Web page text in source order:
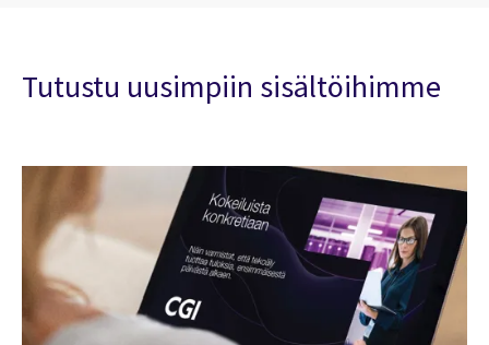
Tutustu uusimpiin sisältöihimme